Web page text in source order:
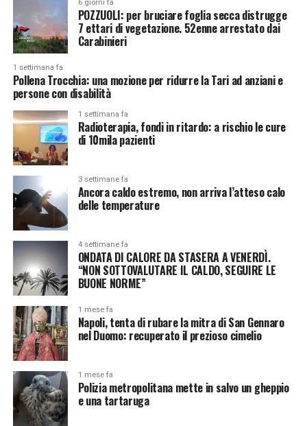
6 giorni fa
POZZUOLI: per bruciare foglia secca distrugge
7 ettari di vegetazione. 52enne arrestato dai
Carabinieri
1 settimana fa
Pollena Trocchia: una mozione per ridurre la Tari ad anziani e
persone con disabilità
1 settimana fa
Radioterapia, fondi in ritardo: a rischio le cure
di 10mila pazienti
3 settimane fa
Ancora caldo estremo, non arriva l’atteso calo
delle temperature
4 settimane fa
ONDATA DI CALORE DA STASERA A VENERDÌ.
“NON SOTTOVALUTARE IL CALDO, SEGUIRE LE
BUONE NORME”
1 mese fa
Napoli, tenta di rubare la mitra di San Gennaro
nel Duomo: recuperato il prezioso cimelio
1 mese fa
Polizia metropolitana mette in salvo un gheppio
e una tartaruga